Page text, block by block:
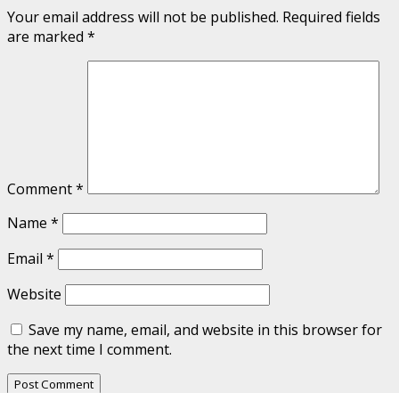
Your email address will not be published. Required fields
are marked *
Comment*
Name *
Email *
Website
Save my name, email, and website in this browser for
the next time I comment.